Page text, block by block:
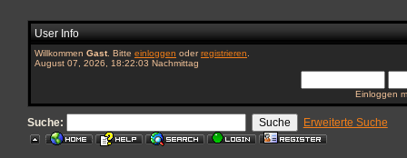
User Info
Willkommen Gast. Bitte einloggen oderregistrieren
August 07, 2026, 18:22:03 Nachmittag
Einloggen
Suche: Erweiterte Suche